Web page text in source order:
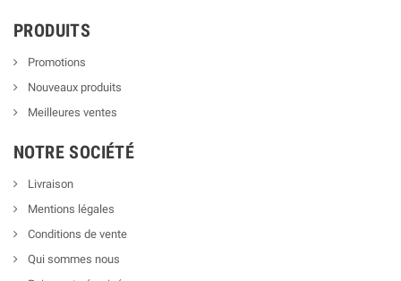
PRODUITS
Promotions
Nouveaux produits
Meilleures ventes
NOTRE SOCIÉTÉ
Livraison
Mentions légales
Conditions de vente
Qui sommes nous